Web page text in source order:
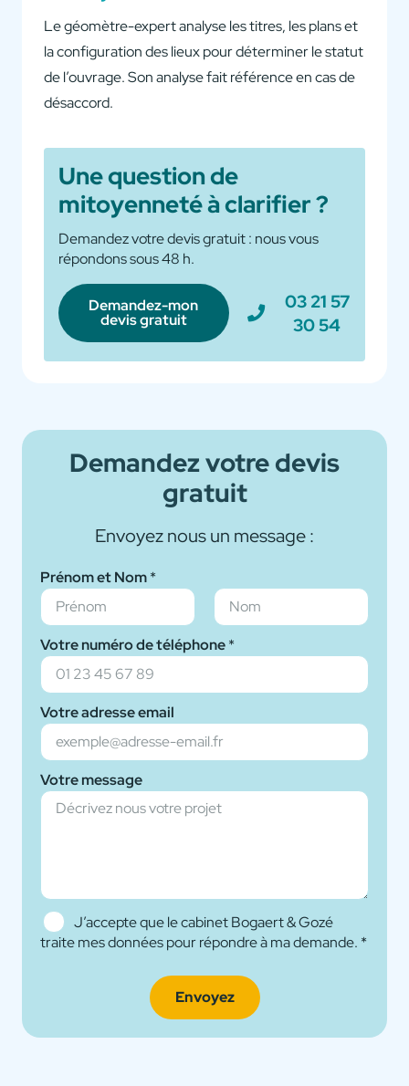
Le géomètre-expert analyse les titres, les plans et
la configuration des lieux pour déterminer le statut
de l’ouvrage. Son analyse fait référence en cas de
désaccord.
Une question de
mitoyenneté à clarifier ?
Demandez votre devis gratuit : nous vous
répondons sous 48 h.
Demandez-mon
devis gratuit
03 21 57
30 54
Demandez votre devis
gratuit
Envoyez nous un message :
A
c
r
a
d
r
e
s
s
r
e
Prénom et Nom*
Votre numéro de téléphone*
Votre adresse email
Votre message
A
c
R
J’accepte que le cabinet Bogaert & Gozé
traite mes données pour répondre à ma demande. *
Envoyez